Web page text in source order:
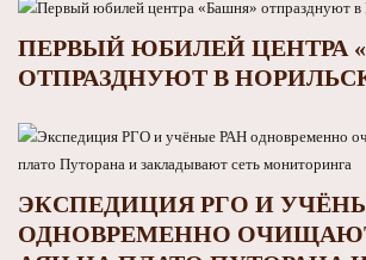
ПЕРВЫЙ ЮБИЛЕЙ ЦЕНТРА
ОТПРАЗДНУЮТ В
ЭКСПЕДИЦИЯ РГО И
ОДНОВРЕМЕННО